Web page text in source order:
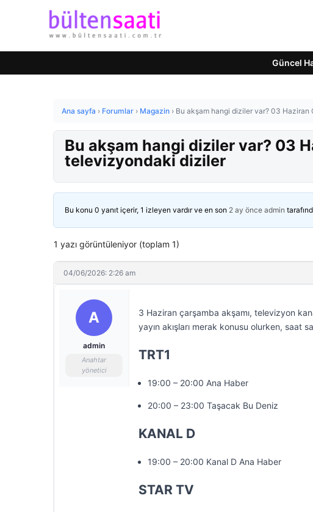
Güncel
Ana sayfa › Forumlar › Magazin › Bu akşam hangi diziler var? 03
Bu akşam hangi diziler var? 03
televizyondaki diziler
Bu konu 0 yanıt içerir, 1 izleyen vardır ve en son 2 ay önce admin
1 yazı görüntüleniyor (toplam 1)
04/06/2026: 2:26 am
A
admin
Anahtar
yönetici
3 Haziran çarşamba akşamı, televizyon
yayın akışları merak konusu olurken, saat
TRT1
19:00 – 20:00 Ana Haber
20:00 – 23:00 Taşacak Bu Deniz
KANAL D
19:00 – 20:00 Kanal D Ana Haber
STAR TV